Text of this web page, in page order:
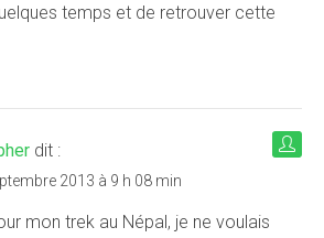
temps et de retrouver cette
dit :
2013 à 9 h 08 min
mon trek au Népal, je ne voulais